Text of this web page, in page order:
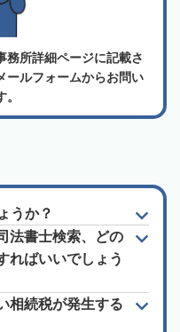
務所詳細ページに記載さ
ールフォームからお問い
うか？
法書士検索、どの
ればいいでしょう
相続税が発生する